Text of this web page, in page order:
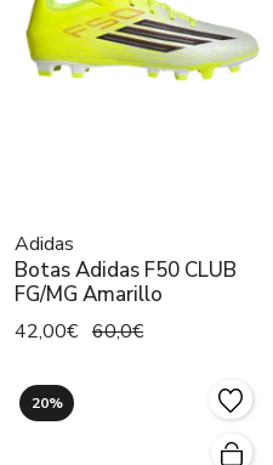
Adidas
Botas Adidas F50 CLUB
FG/MG Amarillo
42,00€ 60,0€
20%